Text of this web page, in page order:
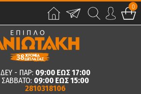
0
ΔΕΥ - ΠΑΡ: 09:00 ΕΩΣ 17:00
ΣΑΒΒΑΤΟ: 09:00 ΕΩΣ 15:00
2810318106